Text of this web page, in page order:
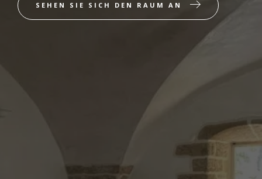
SEHEN SIE SICH DEN RAUM AN